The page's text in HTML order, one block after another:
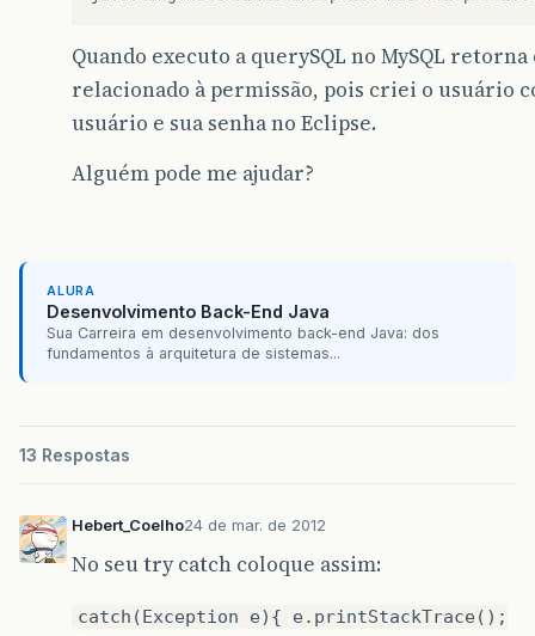
executeQuery
} catch ( Exception erro){
}
return
rs;
}
Quando executo a querySQL no MySQL
relacionado à permissão, pois criei o usuário
usuário e sua senha no Eclipse.
Alguém pode me ajudar?
ALURA
Desenvolvimento Back-End Java
Sua Carreira em desenvolvimento back-end Java: dos
fundamentos à arquitetura de sistemas...
13 Respostas
Hebert_Coelho24 de mar. de 2012
No seu try catch coloque assim:
catch(Exception e){ e.printStackTrace();